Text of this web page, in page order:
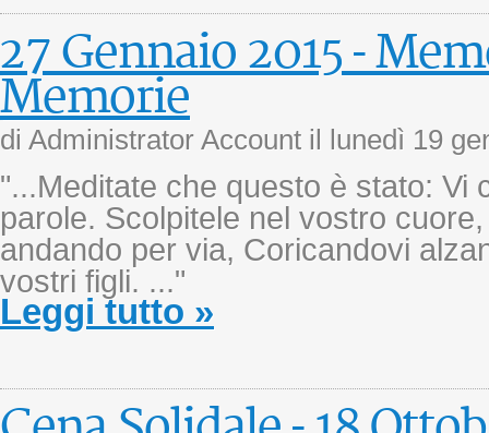
27 Gennaio 2015 -
Memorie
di Administrator Account il lunedì 19
"...Meditate che questo è stato: Vi
parole. Scolpitele nel vostro
andando per via, Coricandovi
vostri figli. ..."
Leggi tutto »